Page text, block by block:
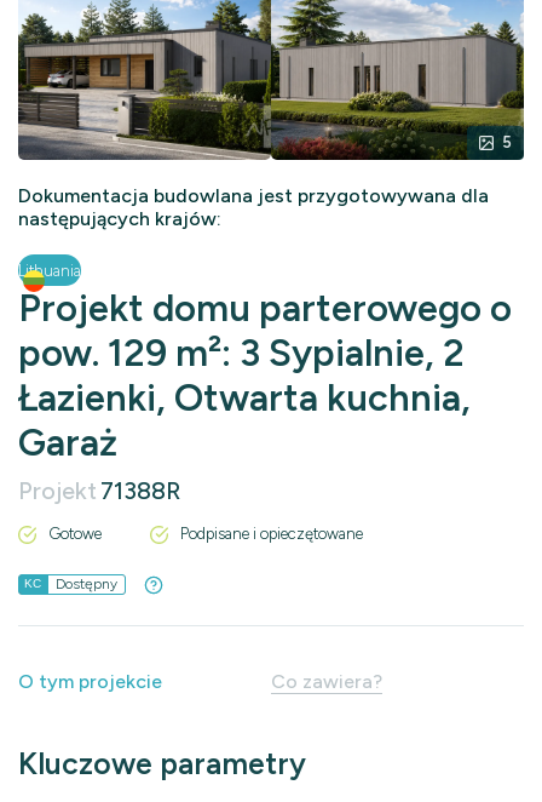
5
Dokumentacja budowlana jest przygotowywana dla
następujących krajów:
Lithuania
Projekt domu parterowego o
pow. 129 m²: 3 Sypialnie, 2
Łazienki, Otwarta kuchnia,
Garaż
Projekt 71388R
Gotowe Podpisane i opieczętowane
KC Dostępny
O tym projekcie Co zawiera?
Kluczowe parametry